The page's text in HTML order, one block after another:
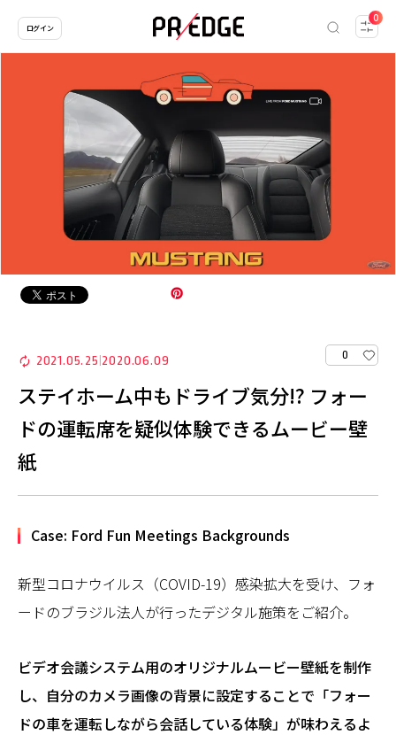
0
ログイン
2021.05.25 2020.06.09 0
ステイホーム中もドライブ気分!? フォー
ドの運転席を疑似体験できるムービー壁
紙
Case: Ford Fun Meetings Backgrounds
新型コロナウイルス（COVID-19）感染拡大を受け、フォ
ードのブラジル法人が行ったデジタル施策をご紹介。
ビデオ会議システム用のオリジナルムービー壁紙を制作
し、自分のカメラ画像の背景に設定することで「フォー
ドの車を運転しながら会話している体験」が味わえるよ